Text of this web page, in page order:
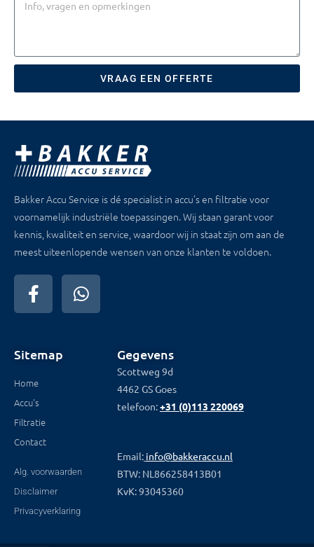
VRAAG EEN OFFERTE
Bakker Accu Service is dé specialist in accu’s en filtratie voor
voornamelijk industriële toepassingen. Wij staan garant voor
kennis, kwaliteit en service, waardoor wij in staat zijn om aan de
meest uiteenlopende wensen van onze klanten te voldoen.
Sitemap
Home
Accu's
Filtratie
Contact
Alg. voorwaarden
Disclaimer
Privacyverklaring
Gegevens
Scottweg 9d
4462 GS Goes
telefoon:+31 (0)113 220069
Email: info@bakkeraccu.nl
BTW: NL866258413B01
KvK: 93045360